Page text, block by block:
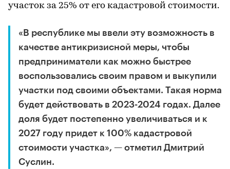
участок за 25% от его кадастровой стоимости.
«В республике мы ввели эту возможность в
качестве антикризисной меры, чтобы
предприниматели как можно быстрее
воспользовались своим правом и выкупили
участки под своими объектами. Такая норма
будет действовать в 2023-2024 годах. Далее
доля будет постепенно увеличиваться и к
2027 году придет к 100% кадастровой
стоимости участка», — отметил Дмитрий
Суслин.